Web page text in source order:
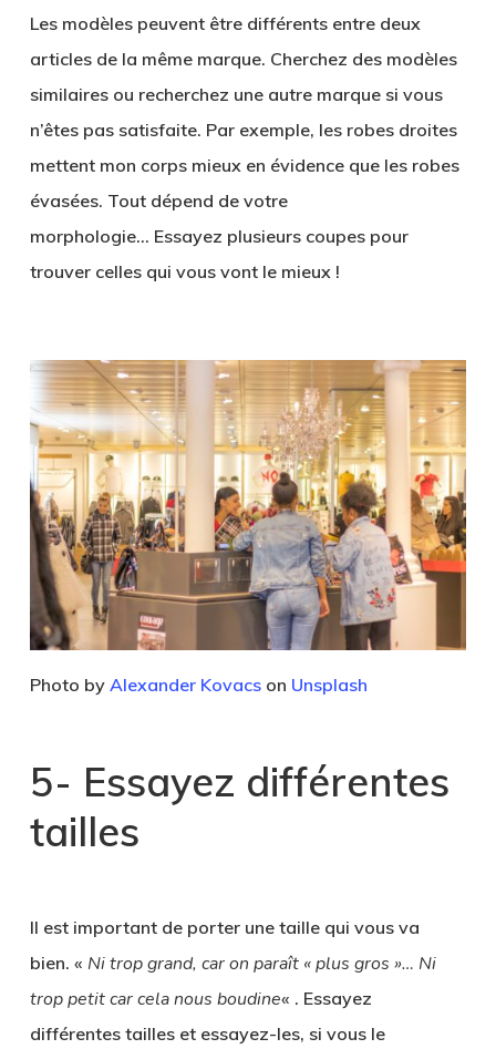
Les modèles peuvent être différents entre deux
articles de la même marque. Cherchez des modèles
similaires ou recherchez une autre marque si vous
n’êtes pas satisfaite. Par exemple, les robes droites
mettent mon corps mieux en évidence que les robes
évasées. Tout dépend de votre
morphologie… Essayez plusieurs coupes pour
trouver celles qui vous vont le mieux !
Photo by Alexander Kovacson Unsplash
5- Essayez différentes
tailles
Il est important de porter une taille qui vous va
bien. « Ni trop grand, car on paraît « plus gros »… Ni
trop petit car cela nous boudine« . Essayez
différentes tailles et essayez-les, si vous le